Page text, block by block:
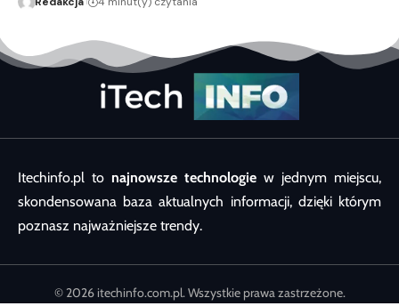
Itechinfo.pl to najnowsze technologie w jednym miejscu,
skondensowana baza aktualnych informacji, dzięki którym
poznasz najważniejsze trendy.
© 2026 itechinfo.com.pl. Wszystkie prawa zastrzeżone.